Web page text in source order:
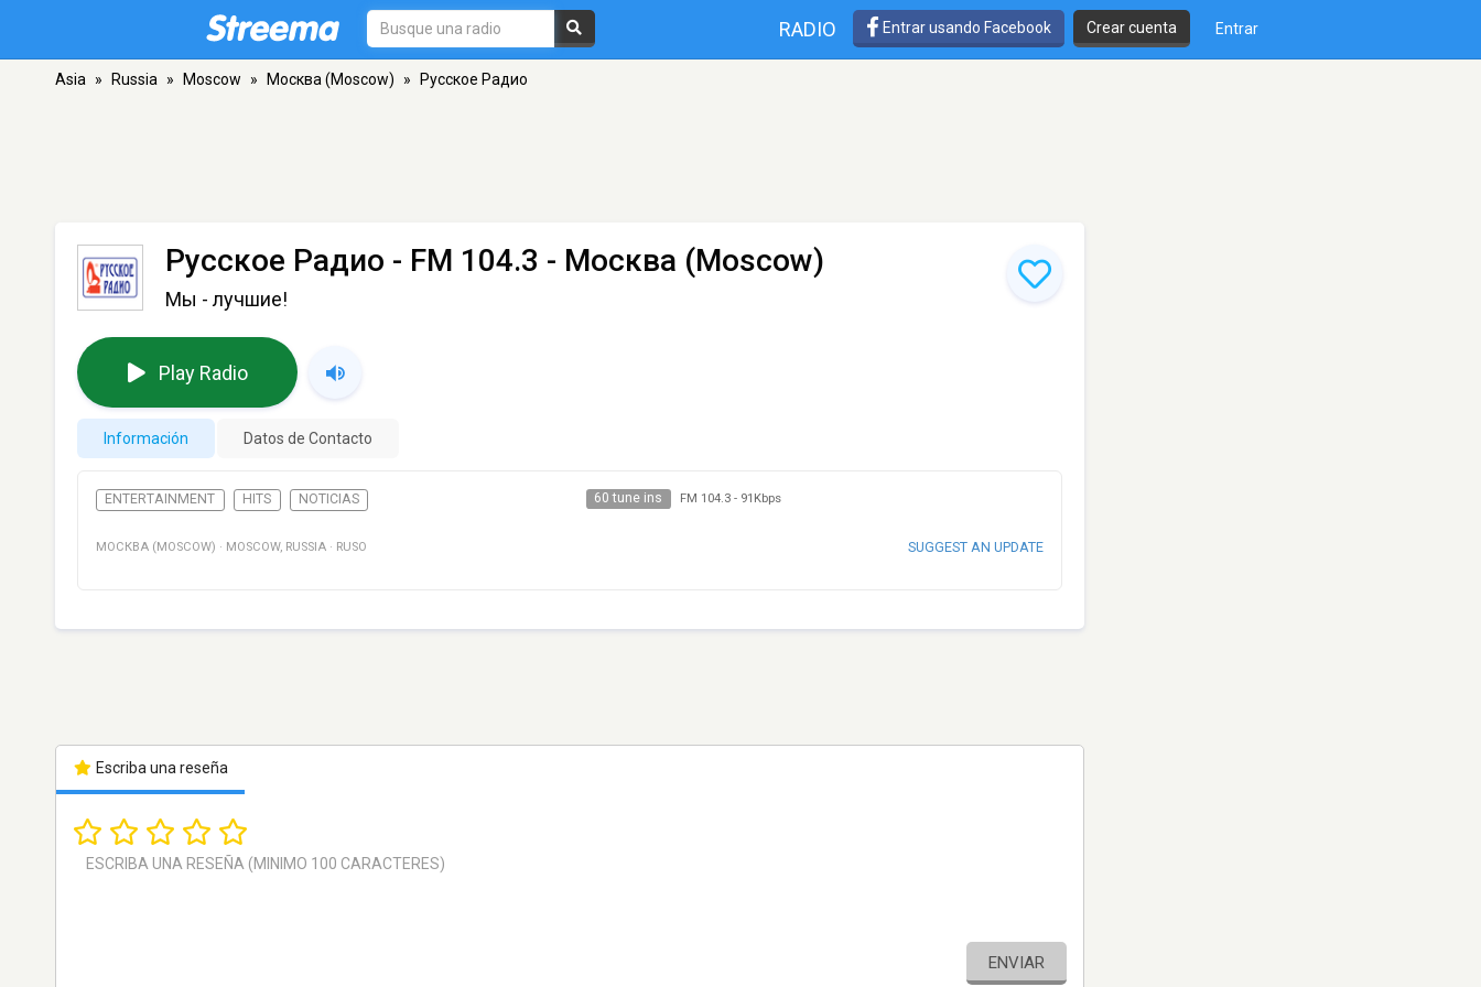
RADIO Entrar usando Facebook Crear cuenta Entrar
Asia » Russia » Moscow » Москва (Moscow) » Русское Радио
Русское Радио - FM 104.3 - Москва (Moscow)
Мы - лучшие!
Play Radio
Información Datos de Contacto
ENTERTAINMENT HITS NOTICIAS 60 tune ins FM 104.3- 91Kbps
МОСКВА (MOSCOW) · MOSCOW, RUSSIA · RUSO SUGGEST AN UPDATE
Escriba una reseña
ENVIAR